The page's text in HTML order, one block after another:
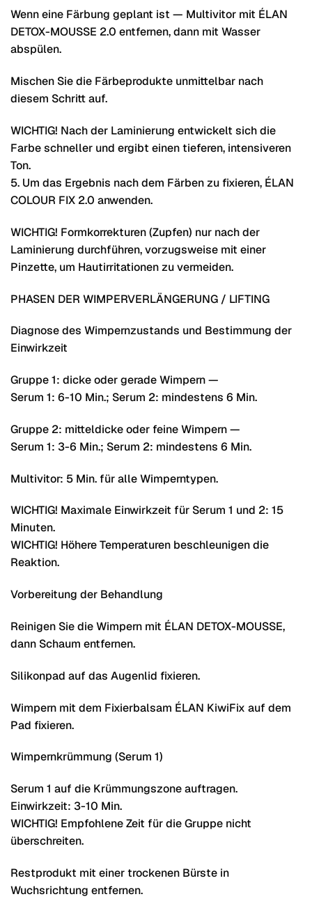
Wenn eine Färbung geplant ist — Multivitor mit ÉLAN
DETOX-MOUSSE 2.0 entfernen, dann mit Wasser
abspülen.
Mischen Sie die Färbeprodukte unmittelbar nach
diesem Schritt auf.
WICHTIG! Nach der Laminierung entwickelt sich die
Farbe schneller und ergibt einen tieferen, intensiveren
Ton.
5. Um das Ergebnis nach dem Färben zu fixieren, ÉLAN
COLOUR FIX 2.0 anwenden.
WICHTIG! Formkorrekturen (Zupfen) nur nach der
Laminierung durchführen, vorzugsweise mit einer
Pinzette, um Hautirritationen zu vermeiden.
PHASEN DER WIMPERVERLÄNGERUNG / LIFTING
Diagnose des Wimpernzustands und Bestimmung der
Einwirkzeit
Gruppe 1: dicke oder gerade Wimpern —
Serum 1: 6-10 Min.; Serum 2: mindestens 6 Min.
Gruppe 2: mitteldicke oder feine Wimpern —
Serum 1: 3-6 Min.; Serum 2: mindestens 6 Min.
Multivitor: 5 Min. für alle Wimperntypen.
WICHTIG! Maximale Einwirkzeit für Serum 1 und 2: 15
Minuten.
WICHTIG! Höhere Temperaturen beschleunigen die
Reaktion.
Vorbereitung der Behandlung
Reinigen Sie die Wimpern mit ÉLAN DETOX-MOUSSE,
dann Schaum entfernen.
Silikonpad auf das Augenlid fixieren.
Wimpern mit dem Fixierbalsam ÉLAN KiwiFix auf dem
Pad fixieren.
Wimpernkrümmung (Serum 1)
Serum 1 auf die Krümmungszone auftragen.
Einwirkzeit: 3-10 Min.
WICHTIG! Empfohlene Zeit für die Gruppe nicht
überschreiten.
Restprodukt mit einer trockenen Bürste in
Wuchsrichtung entfernen.